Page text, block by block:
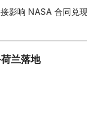
影响 NASA 合同
兰落地